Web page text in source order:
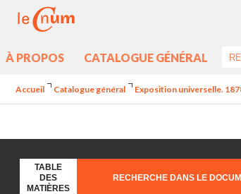
À PROPOS CATALOGUE GÉNÉRAL
Accueil Catalogue général Exposition universelle.
TABLE
DES
MATIÈRES
RECHERCHE DANS LE